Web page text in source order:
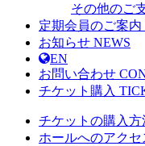
その他のご
定期会員のご案内
お知らせ NEWS
EN
お問い合わせ
チケット購入
チケットの購入方
ホールへのアクセ